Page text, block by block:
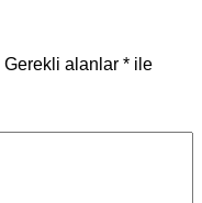
Gerekli alanlar * ile